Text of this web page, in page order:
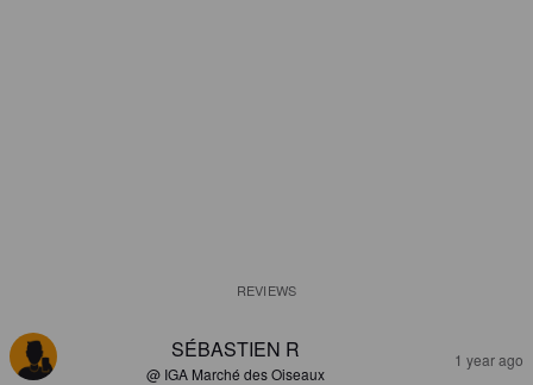
REVIEWS
SÉBASTIEN R
@ IGA Marché des Oiseaux
1 year ago